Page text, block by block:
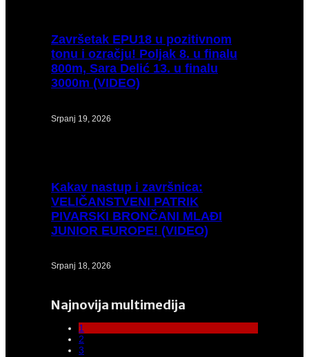
Završetak EPU18 u pozitivnom
tonu i ozračju! Poljak 8. u finalu
800m, Sara Delić 13. u finalu
3000m (VIDEO)
Srpanj 19, 2026
Kakav nastup i završnica:
VELIČANSTVENI PATRIK
PIVARSKI BRONČANI MLAĐI
JUNIOR EUROPE! (VIDEO)
Srpanj 18, 2026
Najnovija multimedija
1
2
3